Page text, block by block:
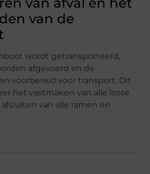
van de
wordt getransporteerd,
afgevoerd en de
voorbereid voor transport. Dit
het vastmaken van alle losse
van alle ramen en